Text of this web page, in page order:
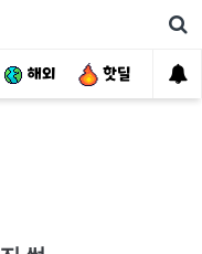
해외 핫딜 자